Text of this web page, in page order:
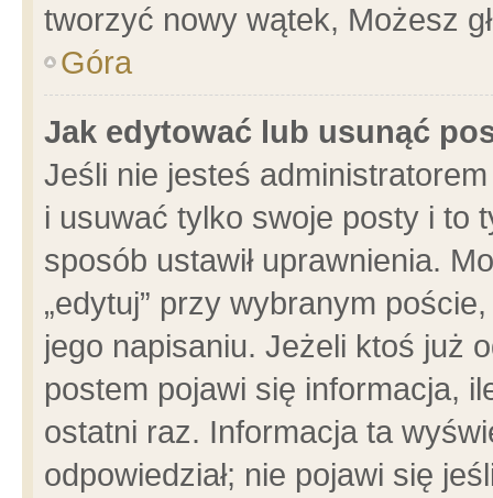
tworzyć nowy wątek, Możesz
Góra
Jak edytować lub usunąć
Jeśli nie jesteś
i usuwać tylko swoje posty i to
sposób ustawił uprawnienia.
„edytuj” przy wybranym
jego napisaniu. Jeżeli ktoś już
postem pojawi się informacja,
ostatni raz. Informacja ta
odpowiedział; nie pojawi się